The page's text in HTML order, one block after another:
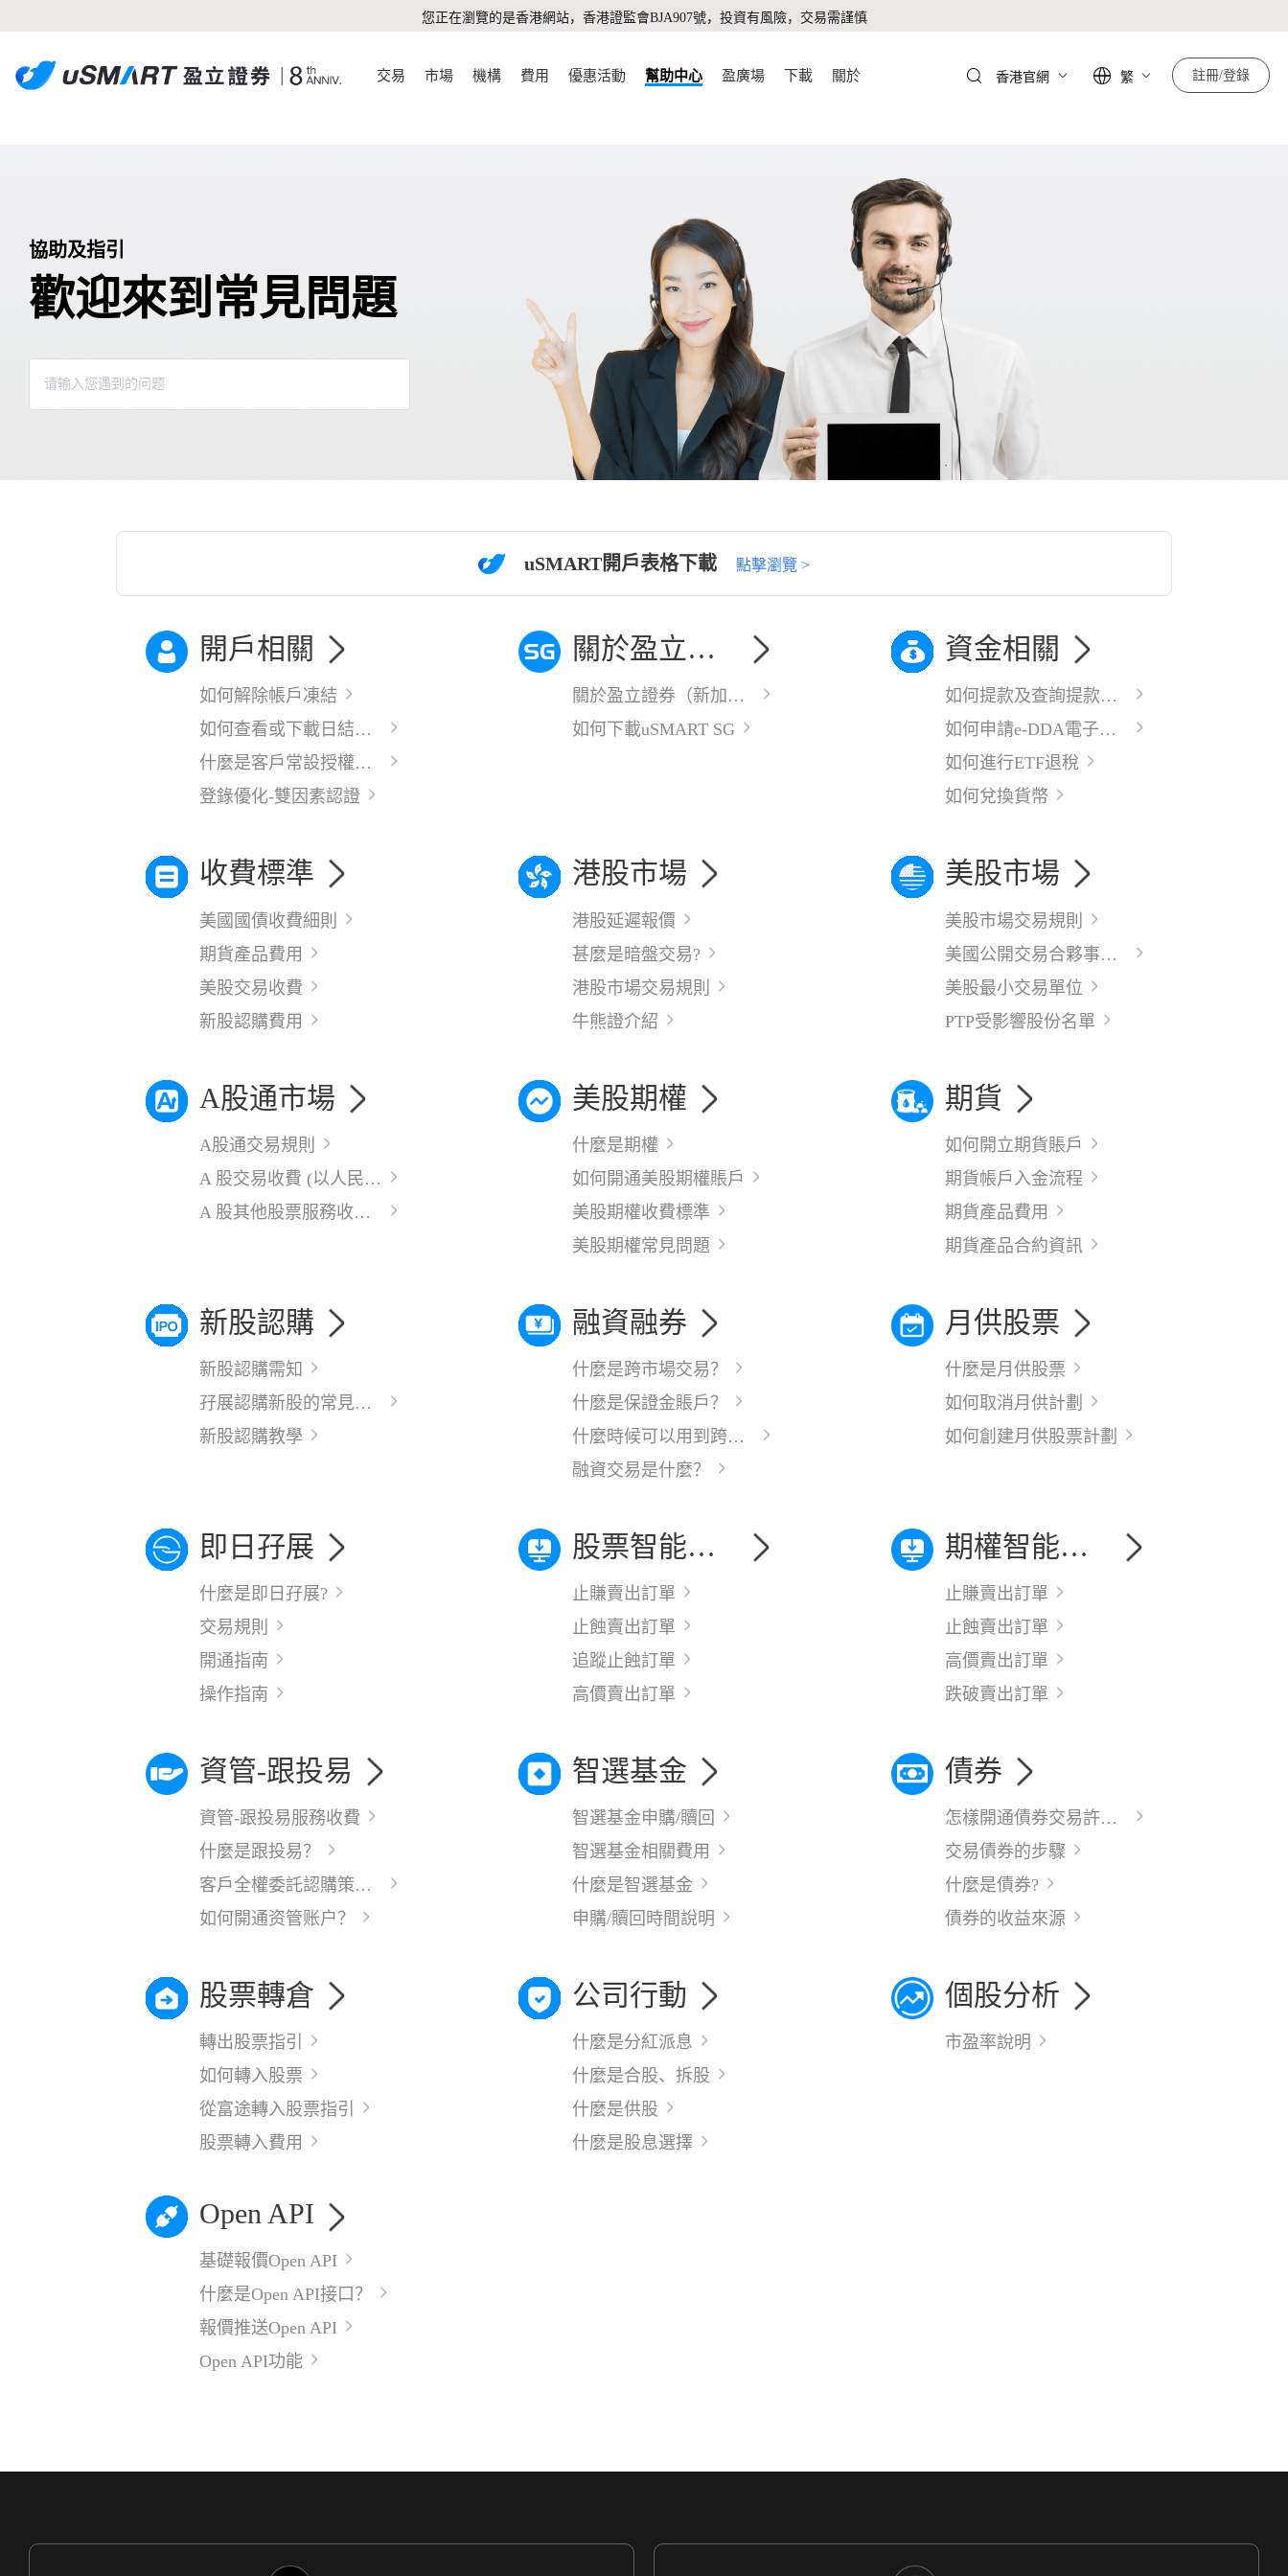
您正在瀏覽的是香港網站，香港證監會BJA907號，投資有風險，交易需謹慎
交易 市場 機構 費用 優惠活動 幫助中心 盈廣場 下載 關於 香港官網 繁 註冊/登錄
協助及指引
歡迎來到常見問題
uSMART開戶表格下載 點擊瀏覽 >
開戶相關
如何解除帳戶凍結
如何查看或下載日結單及月結單
什麼是客戶常設授權？(Standing Authority)
登錄優化-雙因素認證
關於盈立證券（新加坡）
關於盈立證券（新加坡）
如何下載uSMART SG
資金相關
如何提款及查詢提款記錄
如何申請e-DDA電子直接付款的授權？
如何進行ETF退稅
如何兌換貨幣
收費標準
美國國債收費細則
期貨產品費用
美股交易收費
新股認購費用
港股市場
港股延遲報價
甚麼是暗盤交易?
港股市場交易規則
牛熊證介紹
美股市場
美股市場交易規則
美國公開交易合夥事業(PTP)預扣稅額新法規通知
美股最小交易單位
PTP受影響股份名單
A股通市場
A股通交易規則
A 股交易收費 (以人民幣計算)
A 股其他股票服務收費 (以人民幣計算)
美股期權
什麼是期權
如何開通美股期權賬戶
美股期權收費標準
美股期權常見問題
期貨
如何開立期貨賬戶
期貨帳戶入金流程
期貨產品費用
期貨產品合約資訊
新股認購
新股認購需知
孖展認購新股的常見問題
新股認購教學
融資融券
什麼是跨市場交易？
什麼是保證金賬戶？
什麼時候可以用到跨市場交易？
融資交易是什麼？
月供股票
什麼是月供股票
如何取消月供計劃
如何創建月供股票計劃
即日孖展
什麼是即日孖展?
交易規則
開通指南
操作指南
股票智能條件單攻略
止賺賣出訂單
止蝕賣出訂單
追蹤止蝕訂單
高價賣出訂單
期權智能條件單攻略
止賺賣出訂單
止蝕賣出訂單
高價賣出訂單
跌破賣出訂單
資管-跟投易
資管-跟投易服務收費
什麼是跟投易？
客戶全權委託認購策略，但一直未看到持倉
如何開通资管账户？
智選基金
智選基金申購/贖回
智選基金相關費用
什麼是智選基金
申購/贖回時間說明
債券
怎樣開通債券交易許可權?
交易債券的步驟
什麼是債券?
債券的收益來源
股票轉倉
轉出股票指引
如何轉入股票
從富途轉入股票指引
股票轉入費用
公司行動
什麼是分紅派息
什麼是合股、拆股
什麼是供股
什麼是股息選擇
個股分析
市盈率說明
Open API
基礎報價Open API
什麼是Open API接口？
報價推送Open API
Open API功能